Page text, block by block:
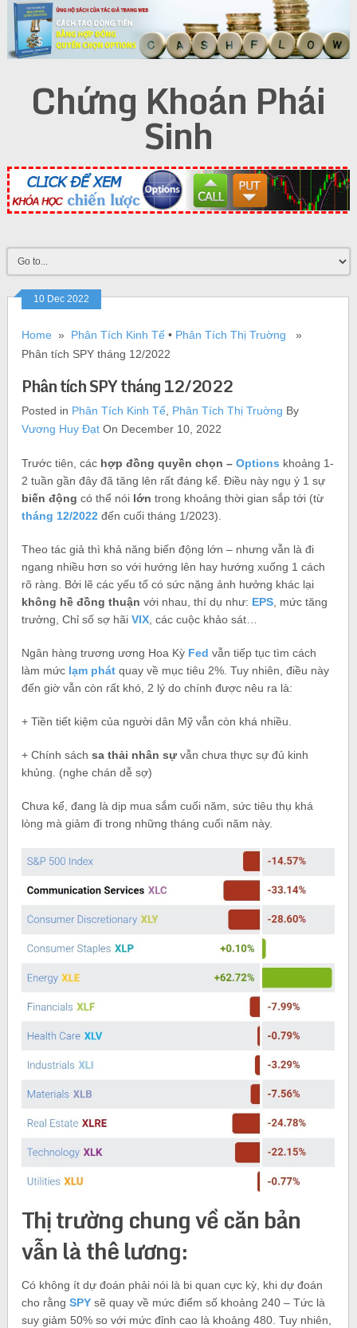
Chứng Khoán Phái
Sinh
10 Dec 2022
Home » Phân Tích Kinh Tế • Phân Tích Thị Truờng »
Phân tích SPY tháng 12/2022
Phân tích SPY tháng 12/2022
Posted in Phân Tích Kinh Tế Phân Tích Thị Truờng By
Vương Huy Đạt On December 10, 2022
Trước tiên, các hợp đồng quyền chọn –Options khoảng 1-
2 tuần gần đây đã tăng lên rất đáng kể. Điều này ngụ ý 1 sự
biến động có thể nói lớn trong khoảng thời gian sắp tới (từ
tháng 12/2022 đến cuối tháng 1/2023).
Theo tác giả thì khả năng biến động lớn – nhưng vẫn là đi
ngang nhiều hơn so với hướng lên hay hướng xuống 1 cách
rõ ràng. Bởi lẽ các yếu tố có sức nặng ảnh hưởng khác lại
không hề đồng thuận với nhau, thí dụ như: EPS , mức tăng
trưởng, Chỉ số sợ hãiVIX , các cuộc khảo sát…
Ngân hàng trương ương Hoa Kỳ Fed vẫn tiếp tục tìm cách
làm mức lạm phát quay về mục tiêu 2%. Tuy nhiên, điều này
đến giờ vẫn còn rất khó, 2 lý do chính được nêu ra là:
+ Tiền tiết kiệm của người dân Mỹ vẫn còn khá nhiều.
+ Chính sáchsa thải nhân sựvẫn chưa thực sự đủ kinh
khủng. (nghe chán dễ sợ)
Chưa kể, đang là dịp mua sắm cuối năm, sức tiêu thụ khá
lòng mà giảm đi trong những tháng cuối năm này.
Thị trường chung về căn bản
vẫn là thê lương:
Có không ít dự đoán phải nói là bi quan cực kỳ, khi dự đoán
cho rằngSPY sẽ quay về mức điểm số khoảng 240 – Tức là
suy giảm 50% so với mức đỉnh cao là khoảng 480. Tuy nhiên,